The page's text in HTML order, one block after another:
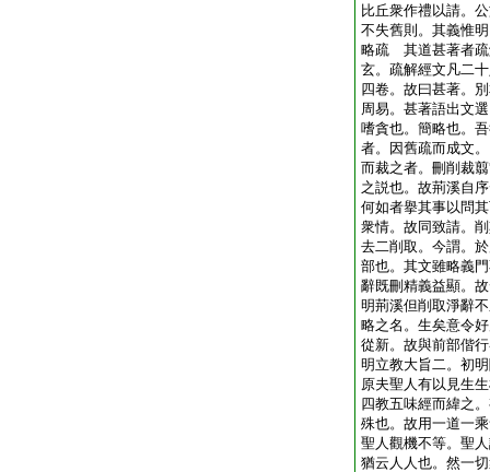
比丘衆作禮以請。
不失舊則。其義惟
略疏 其道甚著者疏
玄。疏解經文凡二
四卷。故曰甚著。
周易。甚著語出文
嗜貪也。簡略也。
者。因舊疏而成文
而裁之者。刪削裁
之説也。故荊溪自
何如者擧其事以問
衆情。故同致請。
去二削取。今謂。
部也。其文雖略義
辭既刪精義益顯。
明荊溪但削取淨辭
略之名。生矣意令
從新。故與前部偕
明立教大旨二。初
原夫聖人有以見生
四教五味經而緯之
殊也。故用一道一
聖人觀機不等。聖
猶云人人也。然一